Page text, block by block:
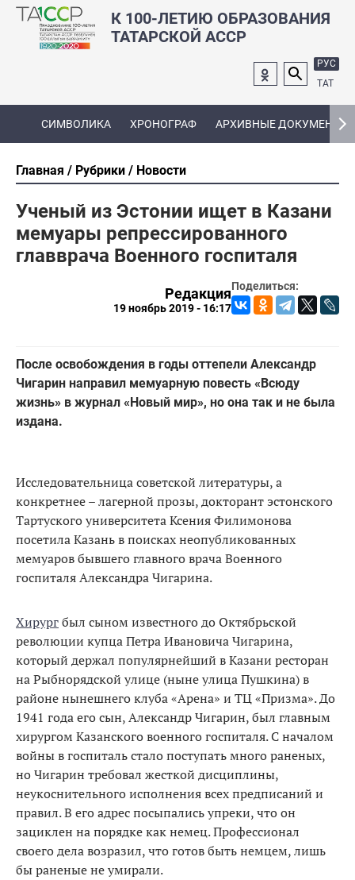
К 100-ЛЕТИЮ ОБРАЗОВАНИЯ
ТАТАРСКОЙ АССР
РУС
ТАТ
СИМВОЛИКА ХРОНОГРАФ АРХИВНЫЕ ДОКУМЕНТЫ
Главная Рубрики Новости
Ученый из Эстонии ищет в Казани
мемуары репрессированного
главврача Военного госпиталя
Поделиться:
Редакция
19 ноябрь 2019 - 16:17
После освобождения в годы оттепели Александр
Чигарин направил мемуарную повесть «Всюду
жизнь» в журнал «Новый мир», но она так и не была
издана.
Исследовательница советской литературы, а
конкретнее – лагерной прозы, докторант эстонского
Тартуского университета Ксения Филимонова
посетила Казань в поисках неопубликованных
мемуаров бывшего главного врача Военного
госпиталя Александра Чигарина.
Хирургбыл сыном известного до Октябрьской
революции купца Петра Ивановича Чигарина,
который держал популярнейший в Казани ресторан
на Рыбнорядской улице (ныне улица Пушкина) в
районе нынешнего клуба «Арена» и ТЦ «Призма». До
1941 года его сын, Александр Чигарин, был главным
хирургом Казанского военного госпиталя. С началом
войны в госпиталь стало поступать много раненых,
но Чигарин требовал жесткой дисциплины,
неукоснительного исполнения всех предписаний и
правил. В его адрес посыпались упреки, что он
зациклен на порядке как немец. Профессионал
своего дела возразил, что готов быть немцем, лишь
бы раненые не умирали.